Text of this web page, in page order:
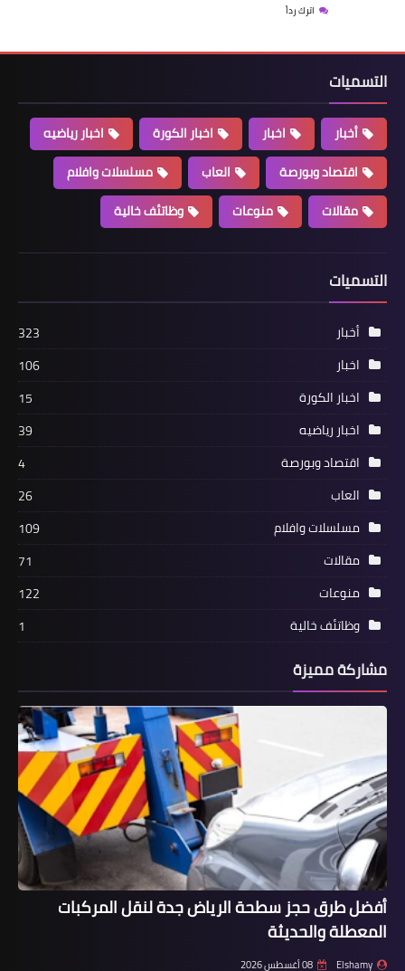
جنيه وذلك للمرة الرابعة خلال أيام
أخبار
بالصور| سحل مديرة مدرسة داخل
مكتبها.. ورسالة غاضبة لوزير التربية
والتعليم
بشرى سارة لنساء مصر..وثيقة تأمين
يدفعها الزوج قبل الزواج لتأمين الزوجة
حال الطلاق أو الضرر وتفاصيل القانون
الجديد
أخبار
فوائد المنتجات المستخرجة من عسل
النحل الطبيعي
اترك رداً
التسميات
أخبار اخبار اخبار الكورة
اخبار رياضيه
اقتصاد وبورصة
العاب
مسلسلات وافلام
مقالات
منوعات وظاتئف خالية
التسميات
أخبار
323
اخبار
106
اخبار الكورة
15
اخبار رياضيه
39
اقتصاد وبورصة
4
العاب
26
مسلسلات وافلام
109
مقالات
71
منوعات
122
وظاتئف خالية
1
مشاركة مميزة
أفضل طرق حجز سطحة الرياض جدة لنقل المركبات
المعطلة والحديثة
Elshamy 08 أغسطس 2026